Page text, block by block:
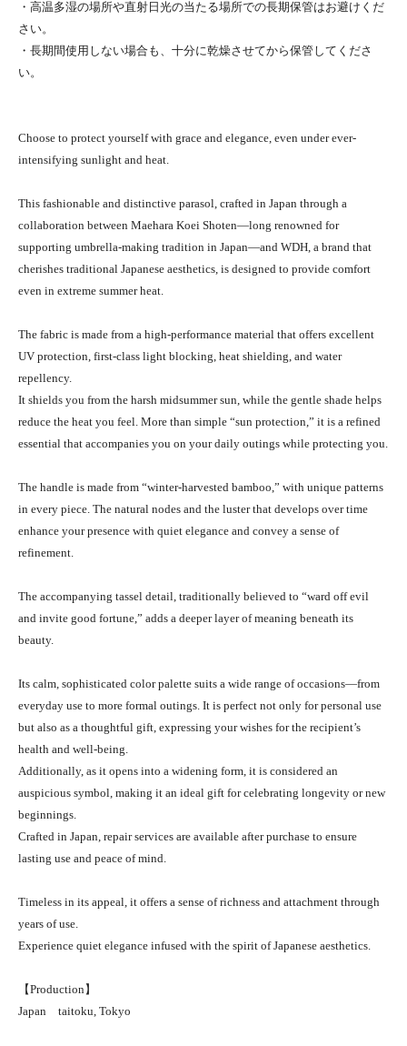
・高温多湿の場所や直射日光の当たる場所での長期保管はお避けくだ
さい。
・長期間使用しない場合も、十分に乾燥させてから保管してくださ
い。
Choose to protect yourself with grace and elegance, even under ever-
intensifying sunlight and heat.
This fashionable and distinctive parasol, crafted in Japan through a
collaboration between Maehara Koei Shoten—long renowned for
supporting umbrella-making tradition in Japan—and WDH, a brand that
cherishes traditional Japanese aesthetics, is designed to provide comfort
even in extreme summer heat.
The fabric is made from a high-performance material that offers excellent
UV protection, first-class light blocking, heat shielding, and water
repellency.
It shields you from the harsh midsummer sun, while the gentle shade helps
reduce the heat you feel. More than simple “sun protection,” it is a refined
essential that accompanies you on your daily outings while protecting you.
The handle is made from “winter-harvested bamboo,” with unique patterns
in every piece. The natural nodes and the luster that develops over time
enhance your presence with quiet elegance and convey a sense of
refinement.
The accompanying tassel detail, traditionally believed to “ward off evil
and invite good fortune,” adds a deeper layer of meaning beneath its
beauty.
Its calm, sophisticated color palette suits a wide range of occasions—from
everyday use to more formal outings. It is perfect not only for personal use
but also as a thoughtful gift, expressing your wishes for the recipient’s
health and well-being.
Additionally, as it opens into a widening form, it is considered an
auspicious symbol, making it an ideal gift for celebrating longevity or new
beginnings.
Crafted in Japan, repair services are available after purchase to ensure
lasting use and peace of mind.
Timeless in its appeal, it offers a sense of richness and attachment through
years of use.
Experience quiet elegance infused with the spirit of Japanese aesthetics.
【Production】
Japan taitoku, Tokyo